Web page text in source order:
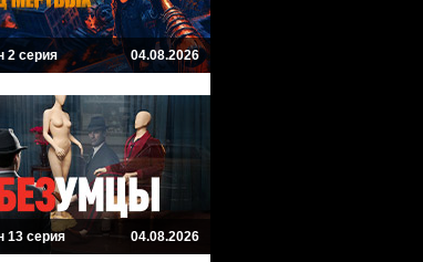
2 серия 04.08.2026
13 серия 04.08.2026